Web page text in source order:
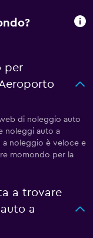
per
di noleggio auto
noleggi auto a
a noleggio è veloce e
momondo per la
a trovare
a